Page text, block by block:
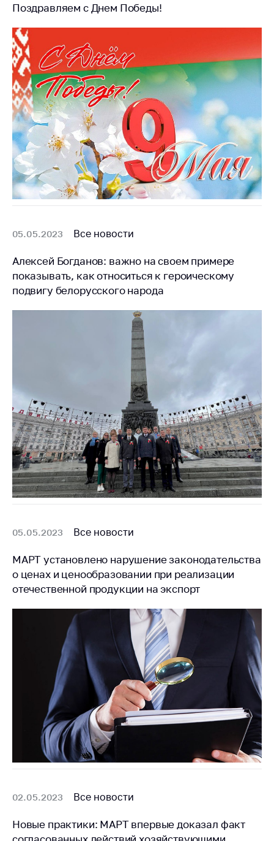
Поздравляем с Днем Победы!
05.05.2023 Все новости
Алексей Богданов: важно на своем примере
показывать, как относиться к героическому
подвигу белорусского народа
05.05.2023 Все новости
МАРТ установлено нарушение законодательства
о ценах и ценообразовании при реализации
отечественной продукции на экспорт
02.05.2023 Все новости
Новые практики: МАРТ впервые доказал факт